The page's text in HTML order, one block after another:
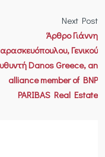
Next Post
Άρθρο Γιάννη
Γενικού
Danos Greece, an
alliance member of BNP
PARIBAS Real Estate